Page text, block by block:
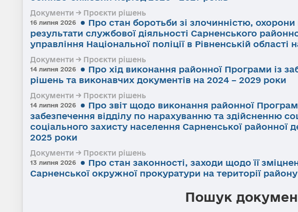
Документи → Проєкти рішень
16 липня 2026
Про стан боротьби зі злочинністю,
результати службової діяльності Сарненського
управління Національної поліції в Рівненській області
Документи → Проєкти рішень
14 липня 2026
Про хід виконання районної Програми із
рішень та виконавчих документів на 2024 – 2029 роки
Документи → Проєкти рішень
14 липня 2026
Про звіт щодо виконання районної
забезпечення відділу по нарахуванню та здійсненню
соціального захисту населення Сарненської районної
2025 роки
Документи → Проєкти рішень
13 липня 2026
Про стан законності, заходи щодо її
Сарненської окружної прокуратури на території
Пошук